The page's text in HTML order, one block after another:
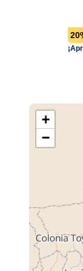
+
−